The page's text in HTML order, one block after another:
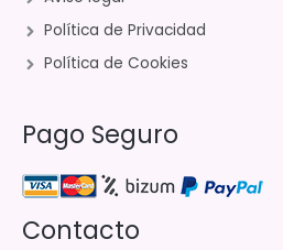
Política de Privacidad
Política de Cookies
Pago Seguro
Contacto